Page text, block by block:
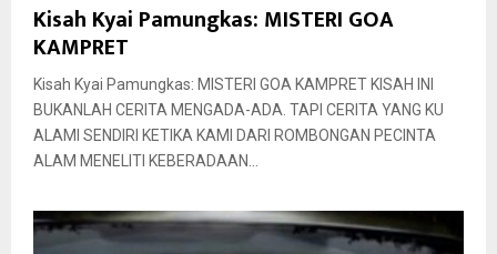
Kisah Kyai Pamungkas: MISTERI GOA
KAMPRET
Kisah Kyai Pamungkas: MISTERI GOA KAMPRET KISAH INI
BUKANLAH CERITA MENGADA-ADA. TAPI CERITA YANG KU
ALAMI SENDIRI KETIKA KAMI DARI ROMBONGAN PECINTA
ALAM MENELITI KEBERADAAN...